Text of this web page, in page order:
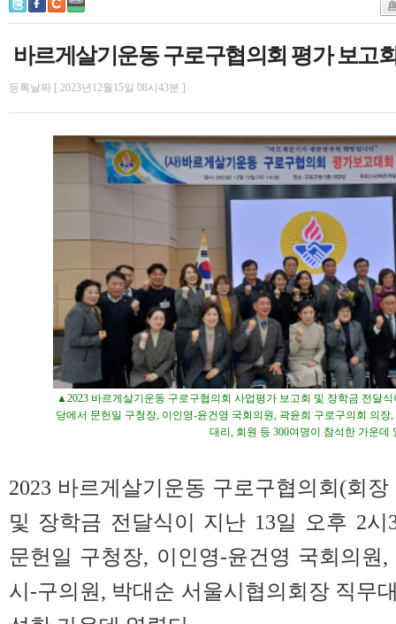
바르게살기운동 구로구협의회 평가 보고
등록날짜 [ 2023년12월15일 08시43분 ]
▲2023 바르게살기운동 구로구협의회 사업평가 보고회 및 장학금 전달
당에서 문헌일 구청장, 이인영-윤건영 국회의원, 곽윤희 구로구의회 의
대리, 회원 등 300여명이 참석한 가운데
2023 바르게살기운동 구로구협의회(회
및 장학금 전달식이 지난 13일 오후 2시
문헌일 구청장, 이인영-윤건영 국회의원
시-구의원, 박대순 서울시협의회장 직무